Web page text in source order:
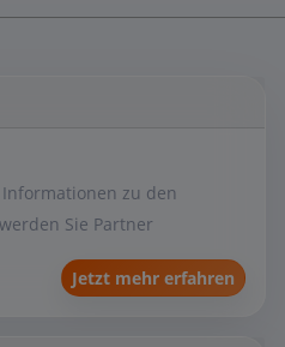
zu den
Sie Partner
Jetzt mehr erfahren